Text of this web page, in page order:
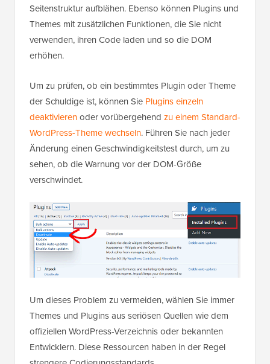
Seitenstruktur aufblähen. Ebenso können Plugins und
Themes mit zusätzlichen Funktionen, die Sie nicht
verwenden, ihren Code laden und so die DOM
erhöhen.
Um zu prüfen, ob ein bestimmtes Plugin oder Theme
der Schuldige ist, können Sie Plugins einzeln
deaktivierenoder vorübergehend zu einem Standard-
WordPress-Theme wechseln. Führen Sie nach jeder
Änderung einen Geschwindigkeitstest durch, um zu
sehen, ob die Warnung vor der DOM-Größe
verschwindet.
Um dieses Problem zu vermeiden, wählen Sie immer
Themes und Plugins aus seriösen Quellen wie dem
offiziellen WordPress-Verzeichnis oder bekannten
Entwicklern. Diese Ressourcen haben in der Regel